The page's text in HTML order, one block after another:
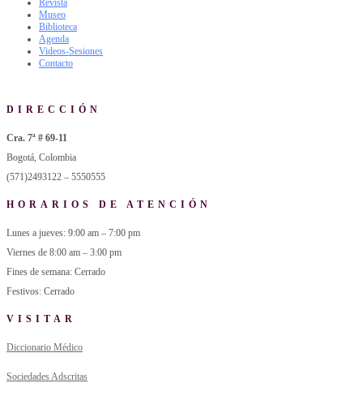
Museo
Biblioteca
Agenda
Videos-Sesiones
Contacto
DIRECCIÓN
Cra. 7ª # 69-11
Bogotá, Colombia
(571)2493122 – 5550555
HORARIOS DE ATENCIÓN
Lunes a jueves: 9:00 am – 7:00 pm
Viernes de 8:00 am – 3:00 pm
Fines de semana: Cerrado
Festivos: Cerrado
VISITAR
Diccionario Médico
Sociedades Adscritas